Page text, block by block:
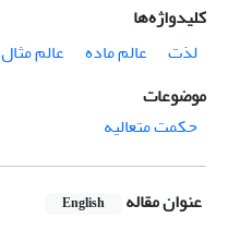
کلیدواژه‌ها
لذت
عالم ماده عالم مثال
موضوعات
حکمت متعالیه
عنوان مقاله English